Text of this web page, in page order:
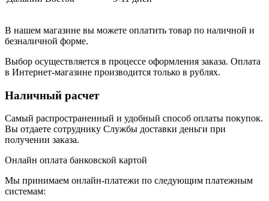
В нашем магазине вы можете оплатить товар по наличной и
безналичной форме.
Выбор осуществляется в процессе оформления заказа. Оплата
в Интернет-магазине производится только в рублях.
Наличный расчет
Самый распространенный и удобный способ оплаты покупок.
Вы отдаете сотруднику Службы доставки деньги при
получении заказа.
Онлайн оплата банковской картой
Мы принимаем онлайн-платежи по cледующим платежным
системам: